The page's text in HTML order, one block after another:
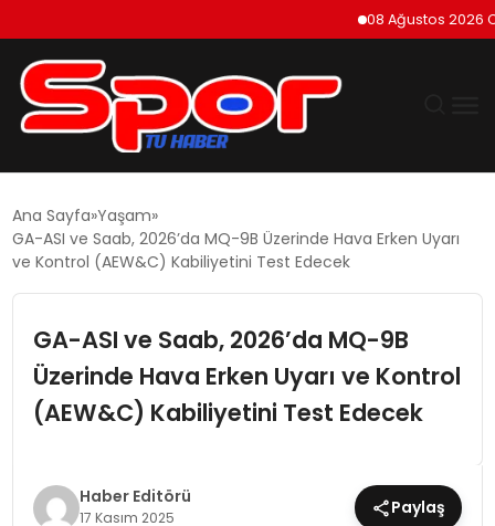
08 Ağustos 2026
DÜNYA
SIYASET
EĞITIM
Ana Sayfa Yaşam
GA-ASI ve Saab, 2026’da MQ-9B Üzerinde Hava Erken Uyarı
ve Kontrol (AEW&C) Kabiliyetini Test Edecek
GA-ASI ve Saab, 2026’da MQ-9B
Üzerinde Hava Erken Uyarı ve Kontrol
(AEW&C) Kabiliyetini Test Edecek
Haber Editörü
17 Kasım 2025 Paylaş